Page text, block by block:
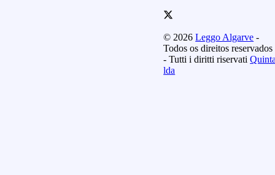
© 2026Leggo Algarve -
Todos os direitos reservados
- Tutti i diritti riservati
lda